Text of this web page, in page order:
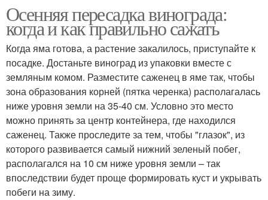
Осенняя пересадка винограда:
когда и как правильно сажать
Когда яма готова, а растение закалилось, приступайте к
посадке. Достаньте виноград из упаковки вместе с
земляным комом. Разместите саженец в яме так, чтобы
зона образования корней (пятка черенка) располагалась
ниже уровня земли на 35-40 см. Условно это место
можно принять за центр контейнера, где находился
саженец. Также проследите за тем, чтобы "глазок", из
которого развивается самый нижний зеленый побег,
располагался на 10 см ниже уровня земли – так
впоследствии будет проще формировать куст и укрывать
побеги на зиму.